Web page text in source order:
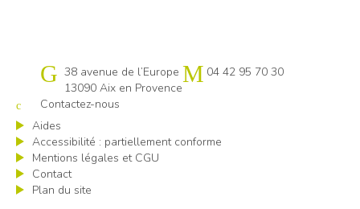
Cap emploi 13
38 avenue de l’Europe
13090 Aix en Provence
04 42 95 70 30
Contactez-nous
Aides
Accessibilité : partiellement conforme
Mentions légales et CGU
Contact
Plan du site